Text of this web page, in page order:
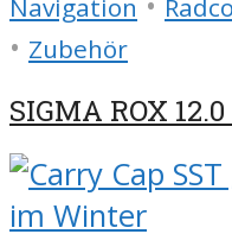
Navigation
• Zubehör
SIGMA ROX